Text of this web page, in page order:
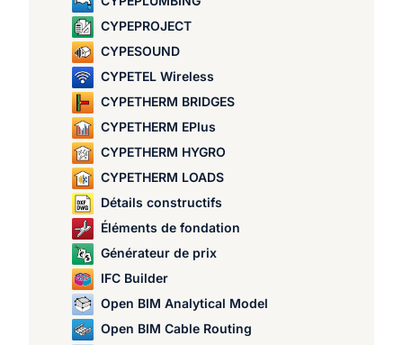
CYPEPROJECT
CYPESOUND
CYPETEL Wireless
CYPETHERM BRIDGES
CYPETHERM EPlus
CYPETHERM HYGRO
CYPETHERM LOADS
Détails constructifs
Éléments de fondation
Générateur de prix
IFC Builder
Open BIM Analytical Model
Open BIM Cable Routing